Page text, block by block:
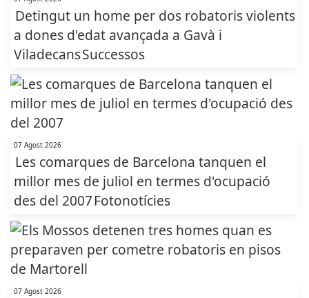
Detingut un home per dos robatoris violents
a dones d'edat avançada a Gavà i
ViladecansSuccessos
07 Agost 2026
Les comarques de Barcelona tanquen el
millor mes de juliol en termes d'ocupació
des del 2007Fotonotícies
07 Agost 2026